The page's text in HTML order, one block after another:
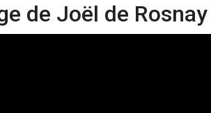
de Joël de Rosnay